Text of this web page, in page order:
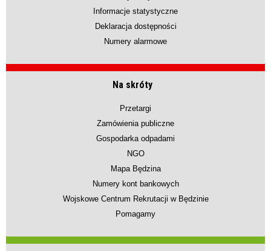
Informacje statystyczne
Deklaracja dostępności
Numery alarmowe
Na skróty
Przetargi
Zamówienia publiczne
Gospodarka odpadami
NGO
Mapa Będzina
Numery kont bankowych
Wojskowe Centrum Rekrutacji w Będzinie
Pomagamy